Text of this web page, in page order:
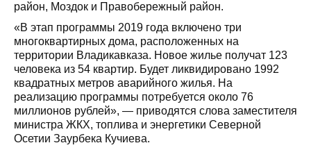
район, Моздок и Правобережный район.
«В этап программы 2019 года включено три
многоквартирных дома, расположенных на
территории Владикавказа. Новое жилье получат 123
человека из 54 квартир. Будет ликвидировано 1992
квадратных метров аварийного жилья. На
реализацию программы потребуется около 76
миллионов рублей», — приводятся слова заместителя
министра ЖКХ, топлива и энергетики Северной
Осетии Заурбека Кучиева.